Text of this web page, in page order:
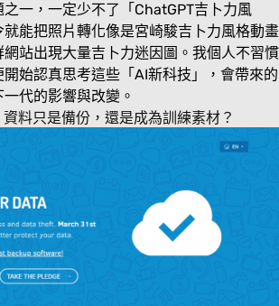
一，一定少不了「ChatGPT吉卜力風
能把照片轉化像是宮崎駿吉卜力風格動畫
站出現大量吉卜力迷因圖。我個人不習慣
始認真思考這些「AI新科技」，會帶來的
代的影響與改變。
料只是備份，還是成為訓練素材？